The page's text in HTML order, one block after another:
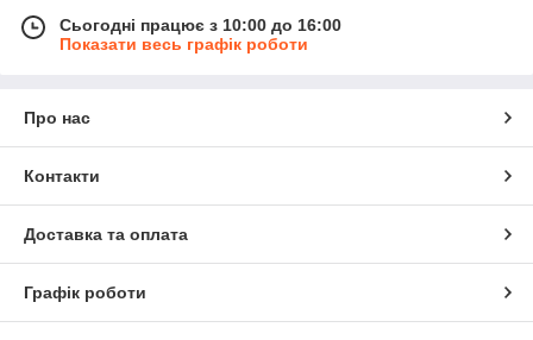
Сьогодні працює з 10:00 до 16:00
Показати весь графік роботи
Про нас
Контакти
Доставка та оплата
Графік роботи